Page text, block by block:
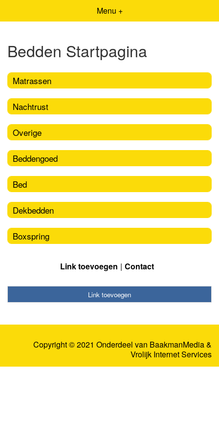
Menu +
Bedden Startpagina
Matrassen
Nachtrust
Overige
Beddengoed
Bed
Dekbedden
Boxspring
Link toevoegen Contact
Link toevoegen
Copyright © 2021 Onderdeel van BaakmanMedia&
Vrolijk Internet Services